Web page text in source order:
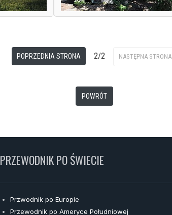
POPRZEDNIA STRONA 2/2 NASTĘPNA STRONA
POWRÓT
PRZEWODNIK PO ŚWIECIE
Przwodnik po Europie
Przewodnik po Ameryce Południowej